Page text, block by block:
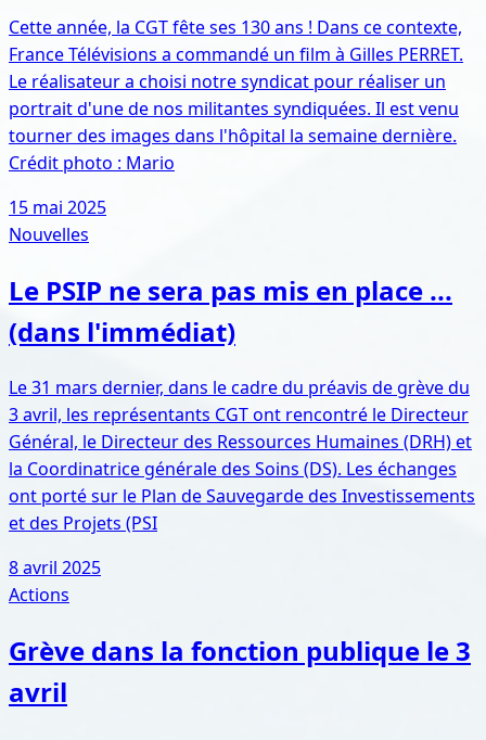
Cette année, la CGT fête ses 130 ans ! Dans ce contexte,
France Télévisions a commandé un film à Gilles PERRET.
Le réalisateur a choisi notre syndicat pour réaliser un
portrait d'une de nos militantes syndiquées. Il est venu
tourner des images dans l'hôpital la semaine dernière.
Crédit photo : Mario
15 mai 2025
Nouvelles
Le PSIP ne sera pas mis en place ...
(dans l'immédiat)
Le 31 mars dernier, dans le cadre du préavis de grève du
3 avril, les représentants CGT ont rencontré le Directeur
Général, le Directeur des Ressources Humaines (DRH) et
la Coordinatrice générale des Soins (DS). Les échanges
ont porté sur le Plan de Sauvegarde des Investissements
et des Projets (PSI
8 avril 2025
Actions
Grève dans la fonction publique le 3
avril